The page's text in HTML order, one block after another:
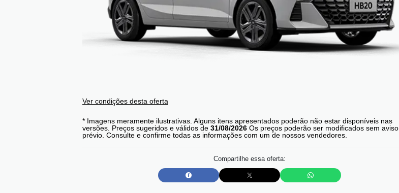
Ver condições desta oferta
* Imagens meramente ilustrativas. Alguns itens apresentados poderão não estar disponíveis nas
versões. Preços sugeridos e válidos de 31/08/2026 Os preços poderão ser modificados sem aviso
prévio. Consulte e confirme todas as informações com um de nossos vendedores.
Compartilhe essa oferta: